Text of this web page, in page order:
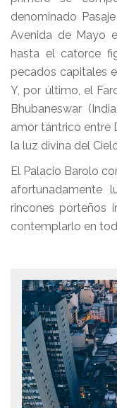
denominado
Avenida de Mayo
hasta el catorce
pecados capitales
Y, por último, el
Bhubaneswar
amor tántrico entre
la luz divina del
El Palacio Barolo
afortunadamente
rincones porteños
contemplarlo en